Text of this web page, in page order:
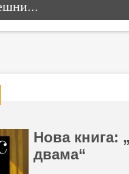
Нова книга:
двама“